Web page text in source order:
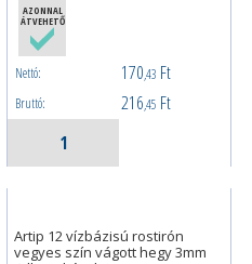
AZONNAL
ÁTVEHETŐ
Nettó: 170,43 Ft
Bruttó: 216,45 Ft
Artip 12 vízbázisú rostirón
vegyes szín vágott hegy 3mm